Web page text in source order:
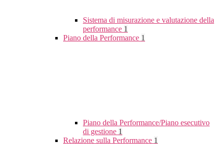
Sistema di misurazione e valutazione della
performance 1
Piano della Performance 1
Piano della Performance/Piano esecutivo
di gestione 1
Relazione sulla Performance 1